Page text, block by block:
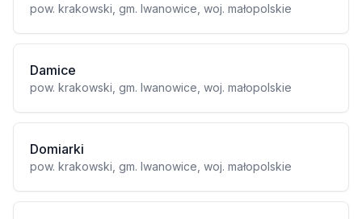
pow. krakowski, gm. Iwanowice, woj. małopolskie
Damice
pow. krakowski, gm. Iwanowice, woj. małopolskie
Domiarki
pow. krakowski, gm. Iwanowice, woj. małopolskie